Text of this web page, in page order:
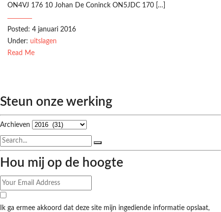
ON4VJ 176 10 Johan De Coninck ON5JDC 170 […]
Posted: 4 januari 2016
Under: uitslagen
Read Me
Steun onze werking
Archieven
Hou mij op de hoogte
Ik ga ermee akkoord dat deze site mijn ingediende informatie opslaat,